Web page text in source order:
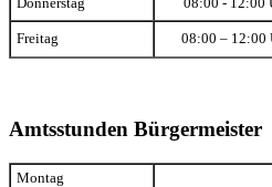
Donnerstag 08:00 - 12:00
Freitag 08:00 – 12:00
Amtsstunden Bürgermeister
Montag